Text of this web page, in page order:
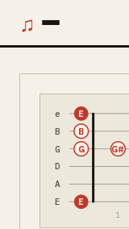
♫
e
B
G
D
A
E
1
E
G G#
B
E